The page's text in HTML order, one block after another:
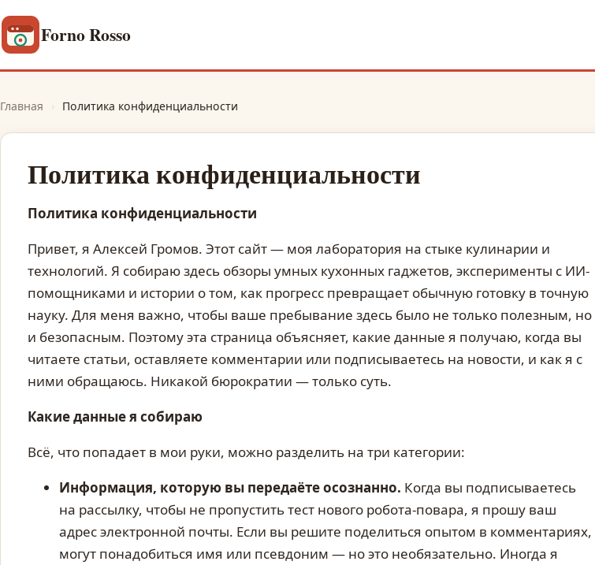
Forno Rosso
Главная › Политика конфиденциальности
Политика конфиденциальности
Политика конфиденциальности
Привет, я Алексей Громов. Этот сайт — моя лаборатория на стыке кулинарии и
технологий. Я собираю здесь обзоры умных кухонных гаджетов, эксперименты с ИИ-
помощниками и истории о том, как прогресс превращает обычную готовку в точную
науку. Для меня важно, чтобы ваше пребывание здесь было не только полезным, но
и безопасным. Поэтому эта страница объясняет, какие данные я получаю, когда вы
читаете статьи, оставляете комментарии или подписываетесь на новости, и как я с
ними обращаюсь. Никакой бюрократии — только суть.
Какие данные я собираю
Всё, что попадает в мои руки, можно разделить на три категории:
Информация, которую вы передаёте осознанно. Когда вы подписываетесь
на рассылку, чтобы не пропустить тест нового робота-повара, я прошу ваш
адрес электронной почты. Если вы решите поделиться опытом в комментариях,
могут понадобиться имя или псевдоним — но это необязательно. Иногда я